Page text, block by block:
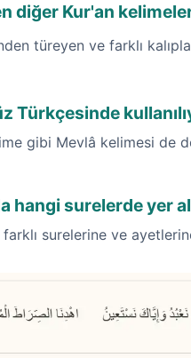
diğer Kur'an
türeyen ve farklı
Türkçesinde
gibi Mevlâ kelimesi de
hangi surelerde yer
surelerine ve